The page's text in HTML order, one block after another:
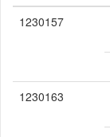
1230157
1230163